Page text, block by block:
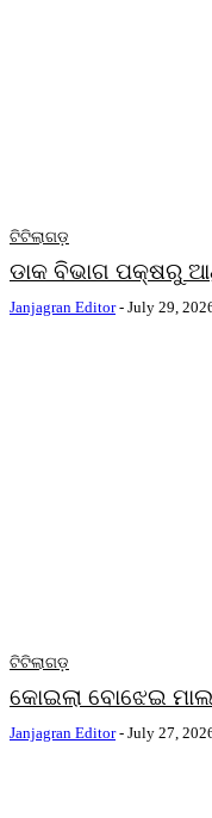
ଟିଟିଲାଗଡ଼
ଡାକ ବିଭାଗ ପକ୍ଷରୁ
Janjagran Editor - July 29,
ଟିଟିଲାଗଡ଼
କୋଇଲା ବୋଝେଇ
Janjagran Editor - July 27,